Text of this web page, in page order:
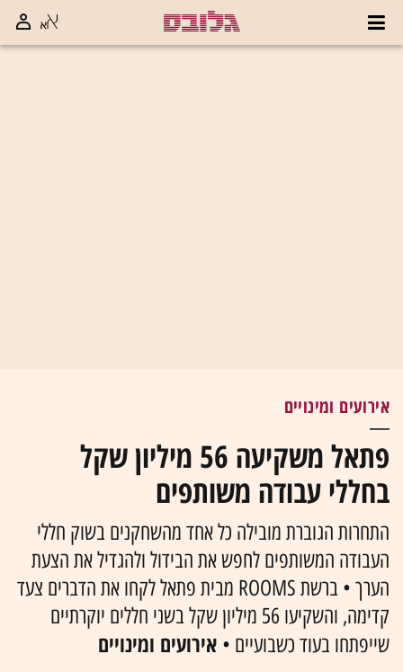
אירועים ומינויים
פתאל משקיעה 56 מיליון שקל
בחללי עבודה משותפים
התחרות הגוברת מובילה כל אחד מהשחקנים בשוק חללי
העבודה המשותפים לחפש את הבידול ולהגדיל את הצעת
הערך • ברשת ROOMS מבית פתאל לקחו את הדברים צעד
קדימה, והשקיעו 56 מיליון שקל בשני חללים יוקרתיים
שייפתחו בעוד כשבועיים • אירועים ומינויים